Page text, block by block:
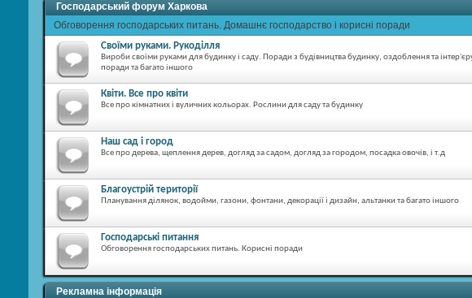
Господарський форум Харкова
Обговорення господарських питань. Домашнє господарство і корисні поради
Своїми руками. Рукоділля
Вироби своїми руками для будинку і саду. Поради з будівництва будинку, оздоблення та
поради та багато іншого
Квіти. Все про квіти
Все про кімнатних і вуличних кольорах. Рослини для саду та будинку
Наш сад і город
Все про дерева, щеплення дерев, догляд за садом, догляд за городом, посадка овочів, і т.д
Благоустрій території
Планування ділянок, водойми, газони, фонтани, декорації і дизайн, альтанки та багато іншого
Господарські питання
Обговорення господарських питань. Корисні поради
Рекламна інформація